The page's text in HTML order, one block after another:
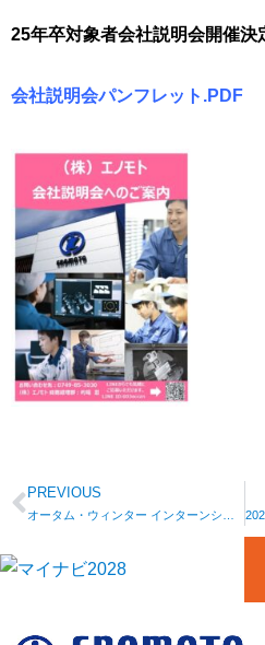
25年卒対象者会社説明会開催決
会社説明会パンフレット.PDF
PREVIOUS